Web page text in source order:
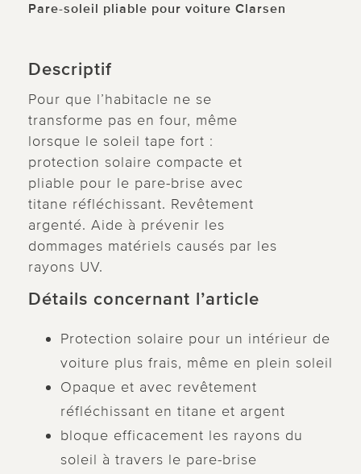
Pare-soleil pliable pour voiture Clarsen
Descriptif
Pour que l’habitacle ne se
transforme pas en four, même
lorsque le soleil tape fort :
protection solaire compacte et
pliable pour le pare-brise avec
titane réfléchissant. Revêtement
argenté. Aide à prévenir les
dommages matériels causés par les
rayons UV.
Détails concernant l’article
Protection solaire pour un intérieur de
voiture plus frais, même en plein soleil
Opaque et avec revêtement
réfléchissant en titane et argent
bloque efficacement les rayons du
soleil à travers le pare-brise